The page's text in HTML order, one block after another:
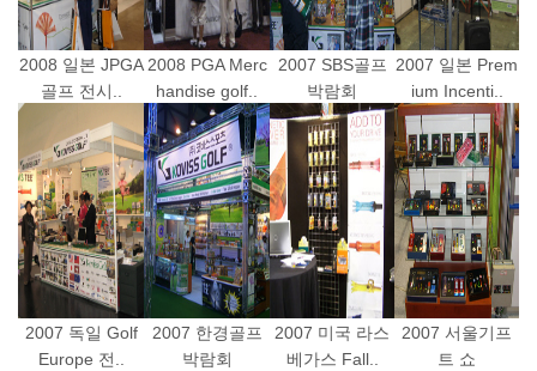
2008 일본 JPGA
골프 전시..
2008 PGA Merc
handise golf..
2007 SBS골프
박람회
2007 일본 Prem
ium Incenti..
2007 독일 Golf
Europe 전..
2007 한경골프
박람회
2007 미국 라스
베가스 Fall..
2007 서울기프
트 쇼